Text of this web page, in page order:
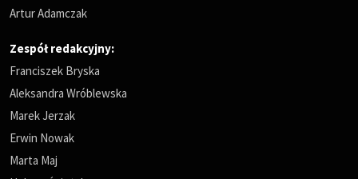
Artur Adamczak
Zespół redakcyjny:
Franciszek Bryska
Aleksandra Wróblewska
Marek Jerzak
Erwin Nowak
Marta Maj